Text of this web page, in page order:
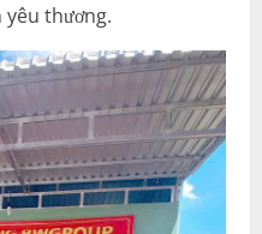
thương.